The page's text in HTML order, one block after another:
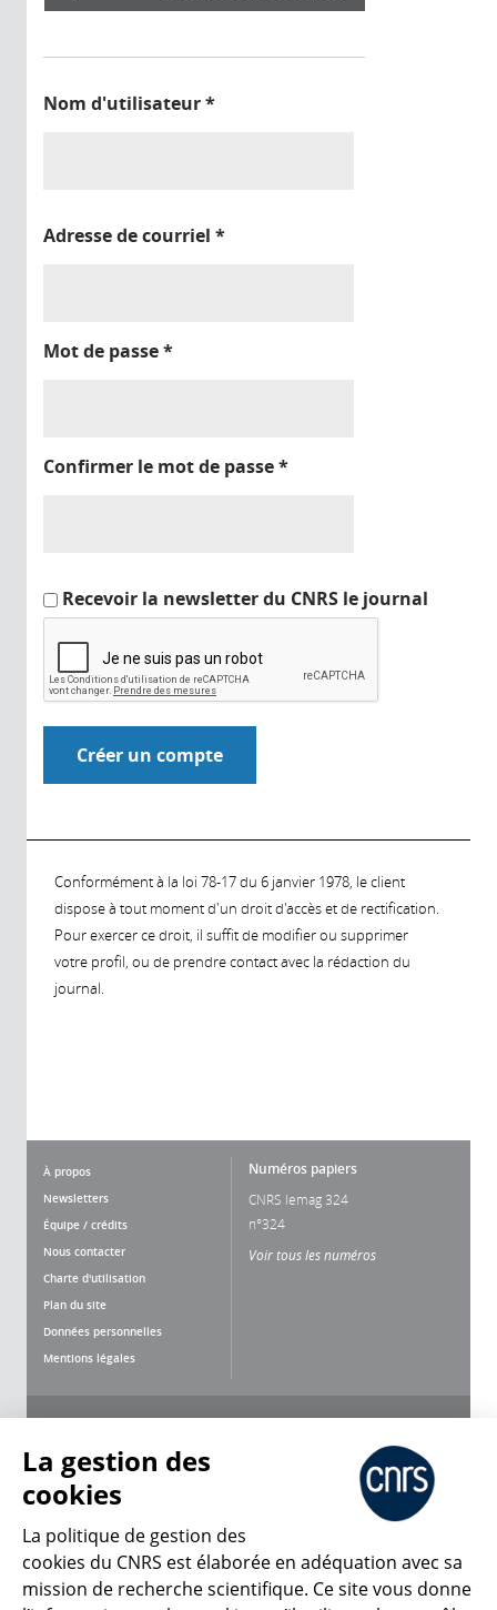
Nom d'utilisateur*
Adresse de courriel *
Mot de passe*
Confirmer le mot de passe*
Recevoir la newsletter du CNRS le journal
Conformément à la loi 78-17 du 6 janvier 1978, le client
dispose à tout moment d'un droit d'accès et de rectification.
Pour exercer ce droit, il suffit de modifier ou supprimer
votre profil, ou de prendre contact avec la rédaction du
journal.
À propos
Newsletters
Équipe / crédits
Nous contacter
Charte d'utilisation
Plan du site
Données personnelles
Mentions légales
Numéros papiers
CNRS lemag 324
n°324
Voir tous les numéros
CNRS Le Mag
La gestion des
cookies
La politique de gestion des
cookies du CNRS est élaborée en adéquation avec sa
mission de recherche scientifique. Ce site vous donne